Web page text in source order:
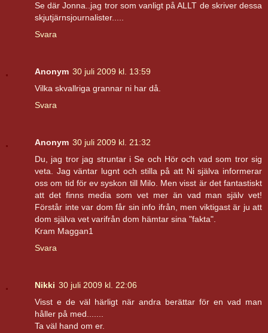
Se där Jonna..jag tror som vanligt på ALLT de skriver dessa
skjutjärnsjournalister.....
Svara
Anonym 30 juli 2009 kl. 13:59
Vilka skvallriga grannar ni har då.
Svara
Anonym 30 juli 2009 kl. 21:32
Du, jag tror jag struntar i Se och Hör och vad som tror sig
veta. Jag väntar lugnt och stilla på att Ni själva informerar
oss om tid för ev syskon till Milo. Men visst är det fantastiskt
att det finns media som vet mer än vad man själv vet!
Förstår inte var dom får sin info ifrån, men viktigast är ju att
dom själva vet varifrån dom hämtar sina "fakta".
Kram Maggan1
Svara
Nikki 30 juli 2009 kl. 22:06
Visst e de väl härligt när andra berättar för en vad man
håller på med.......
Ta väl hand om er.